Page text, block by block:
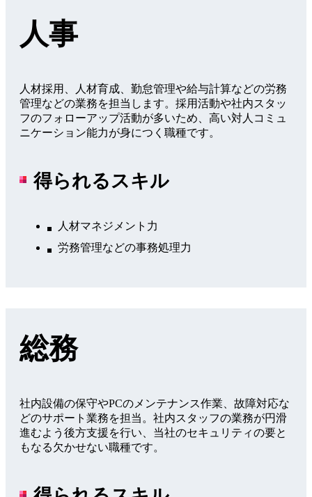
人事
人材採用、人材育成、勤怠管理や給与計算などの労務
管理などの業務を担当します。採用活動や社内スタッ
フのフォローアップ活動が多いため、高い対人コミュ
ニケーション能力が身につく職種です。
得られるスキル
人材マネジメント力
労務管理などの事務処理力
総務
社内設備の保守やPCのメンテナンス作業、故障対応な
どのサポート業務を担当。社内スタッフの業務が円滑
進むよう後方支援を行い、当社のセキュリティの要と
もなる欠かせない職種です。